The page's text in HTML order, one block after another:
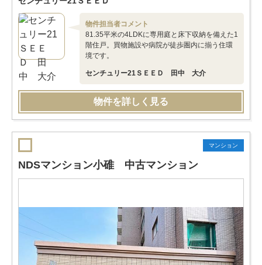
物件担当者コメント
81.35平米の4LDKに専用庭と床下収納を備えた1
階住戸。買物施設や病院が徒歩圏内に揃う住環
境です。
センチュリー21ＳＥＥＤ 田中 大介
物件を詳しく見る
マンション
NDSマンション小碓 中古マンション